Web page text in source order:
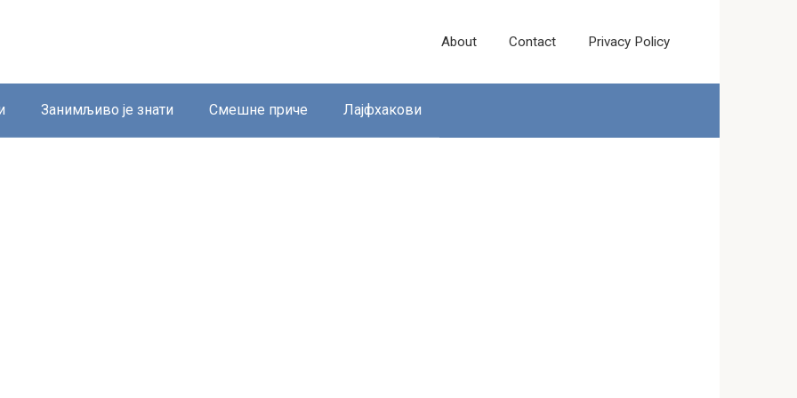
About Contact Privacy Policy
Занимљиво је знати Смешне приче Лајфхакови